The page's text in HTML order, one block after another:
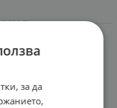
морски бриз
на кожата и я
и
за да